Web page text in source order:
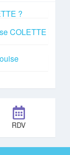
?
COLETTE
RDV